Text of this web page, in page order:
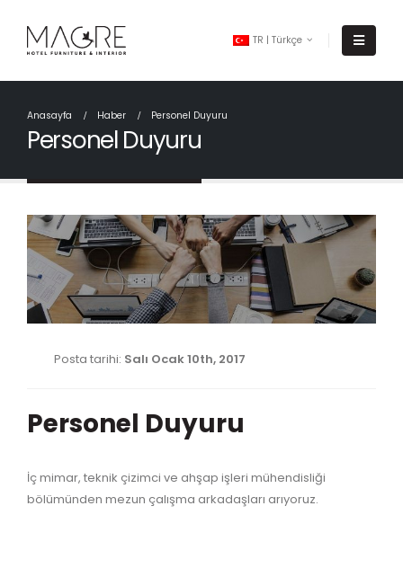
TR | Türkçe
Anasayfa Haber Personel Duyuru
Personel Duyuru
Posta tarihi: Salı Ocak 10th, 2017
Personel Duyuru
İç mimar, teknik çizimci ve ahşap işleri mühendisliği
bölümünden mezun çalışma arkadaşları arıyoruz.